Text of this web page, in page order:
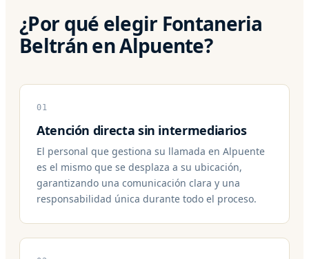
¿Por qué elegir Fontaneria
Beltrán en Alpuente?
01
Atención directa sin intermediarios
El personal que gestiona su llamada en Alpuente
es el mismo que se desplaza a su ubicación,
garantizando una comunicación clara y una
responsabilidad única durante todo el proceso.